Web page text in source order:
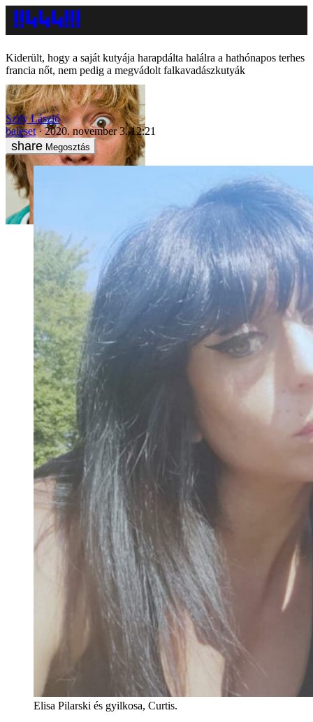
Kiderült, hogy a saját kutyája harapdálta halálra a hathónapos terhes
francia nőt, nem pedig a megvádolt falkavadászkutyák
Szily László
baleset
2020. november 3. 12:21
Megosztás
Elisa Pilarski és gyilkosa, Curtis.